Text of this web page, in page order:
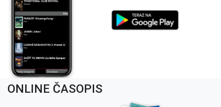
ONLINE ČASOPIS